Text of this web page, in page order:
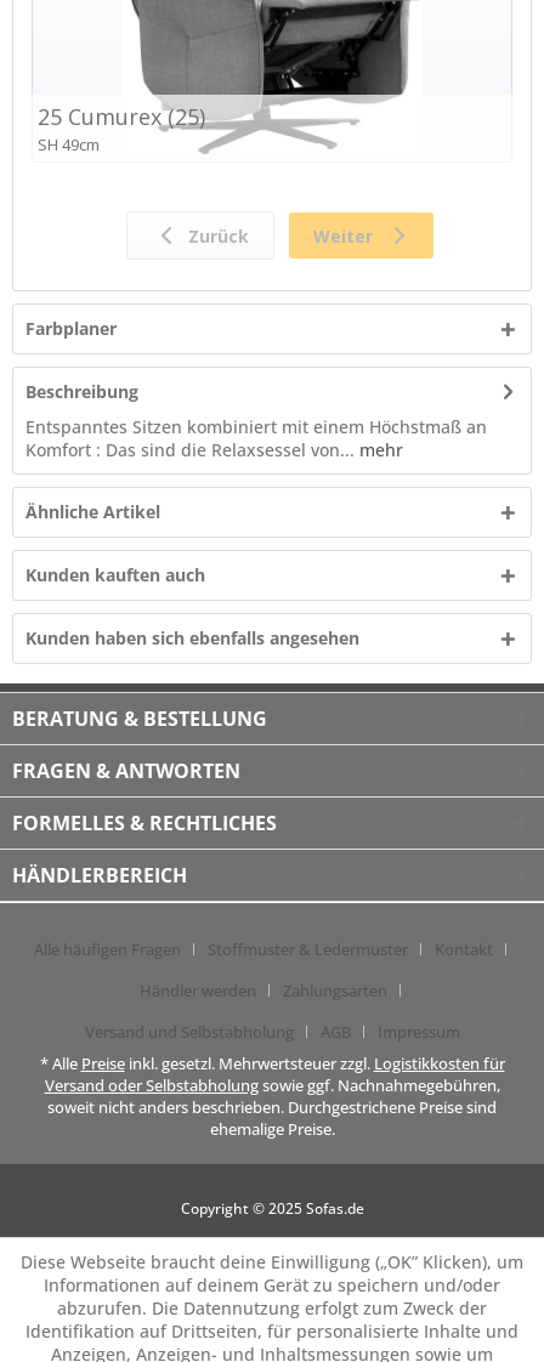
Farbplaner
Beschreibung
Entspanntes Sitzen kombiniert mit einem Höchstmaß an
Komfort : Das sind die Relaxsessel von... mehr
Ähnliche Artikel
Kunden kauften auch
Kunden haben sich ebenfalls angesehen
BERATUNG & BESTELLUNG
FRAGEN & ANTWORTEN
FORMELLES & RECHTLICHES
HÄNDLERBEREICH
Alle häufigen Fragen Stoffmuster & Ledermuster
Kontakt
Händler werden
Zahlungsarten
Versand und Selbstabholung
AGB
Impressum
* Alle Preiseinkl. gesetzl. Mehrwertsteuer zzgl. Logistikkosten für
Versand oder Selbstabholungsowie ggf. Nachnahmegebühren,
soweit nicht anders beschrieben. Durchgestrichene Preise sind
ehemalige Preise.
Copyright © 2025 Sofas.de
Diese Webseite braucht deine Einwilligung („OK” Klicken), um
Informationen auf deinem Gerät zu speichern und/oder
abzurufen. Die Datennutzung erfolgt zum Zweck der
Identifikation auf Drittseiten, für personalisierte Inhalte und
Anzeigen, Anzeigen- und Inhaltsmessungen sowie um